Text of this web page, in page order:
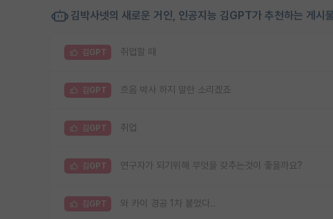
김박사넷의 새로운 거인, 인공지능 김GPT가 추천하는 게시
김GPT 취업할 때
김GPT 흐음 박사 하지 말란 소리겠죠
김GPT 취업
김GPT 연구자가 되기위해 무엇을 갖추는것이 좋을까요?
김GPT 와 카이 경공 1차 붙었다..